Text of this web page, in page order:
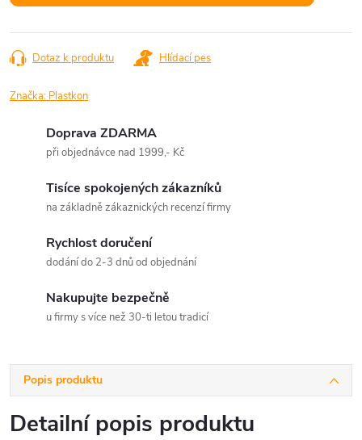
Dotaz k produktu Hlídací pes
Značka: Plastkon
Doprava ZDARMA
při objednávce nad 1999,- Kč
Tisíce spokojených zákazníků
na základně zákaznických recenzí firmy
Rychlost doručení
dodání do 2-3 dnů od objednání
Nakupujte bezpečně
u firmy s více než 30-ti letou tradicí
Popis produktu
Detailní popis produktu